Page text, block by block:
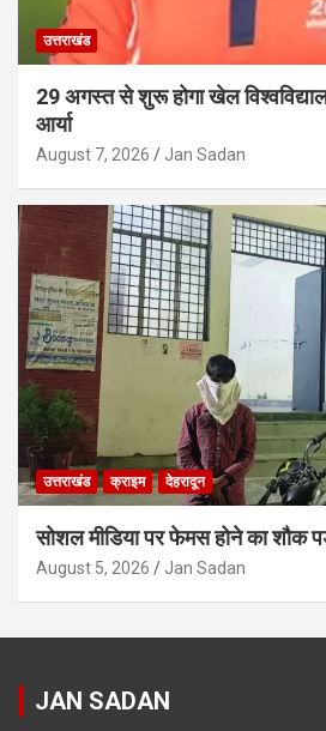
उत्तराखंड
29 अगस्त से शुरू होगा खेल
आर्या
August 7, 2026 Jan Sadan
उत्तराखंड क्राइम देहरादून
सोशल मीडिया पर फेमस होने का शौक
August 5, 2026 Jan Sadan
JAN SADAN